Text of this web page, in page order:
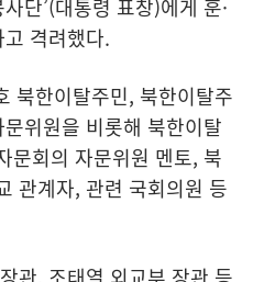
단’(대통령 표창)에게 훈·
격려했다.
북한이탈주민, 북한이탈주
문위원을 비롯해 북한이탈
문회의 자문위원 멘토, 북
관계자, 관련 국회의원 등